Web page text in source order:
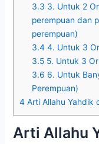
3.3 3. Untuk 2
perempuan dan
perempuan)
3.4 4. Untuk 3
3.5 5. Untuk 3
3.6 6. Untuk
Perempuan)
4 Arti Allahu Yahdik
Arti Allahu